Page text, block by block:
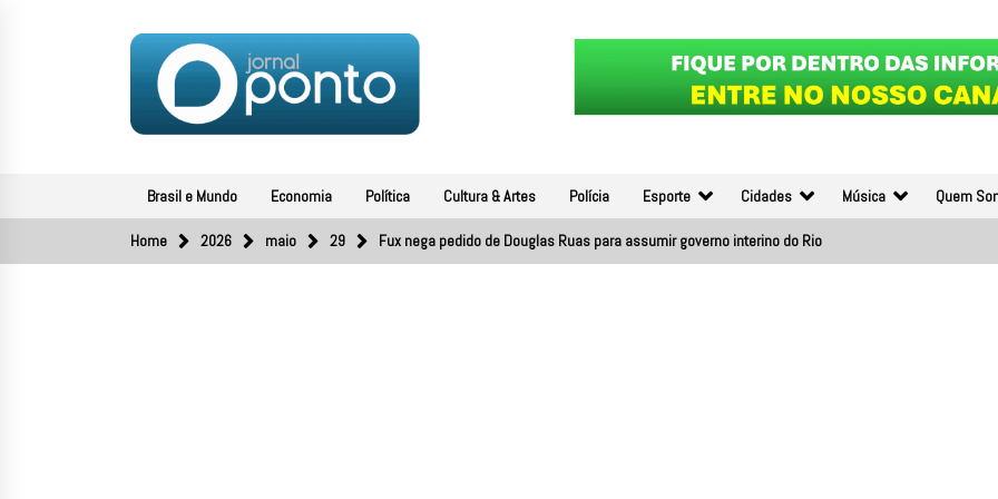
Brasil e Mundo Economia Política Cultura & Artes Polícia Esporte Cidades Música Quem
Home 2026 maio 29 Fux nega pedido de Douglas Ruas para assumir governo interino do Rio